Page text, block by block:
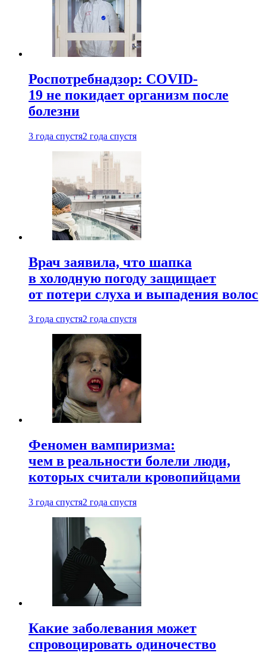
Роспотребнадзор: COVID-
19 не покидает организм после
болезни
3 года спустя2 года спустя
Врач заявила, что шапка
в холодную погоду защищает
от потери слуха и выпадения волос
3 года спустя2 года спустя
Феномен вампиризма:
чем в реальности болели люди,
которых считали кровопийцами
3 года спустя2 года спустя
Какие заболевания может
спровоцировать одиночество